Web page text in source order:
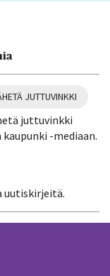
JUTTUVINKKI
juttuvinkki
kaupunki -mediaan.
uutiskirjeitä.